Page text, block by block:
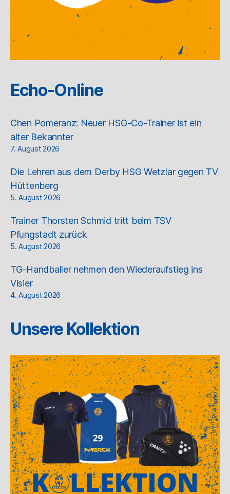
Echo-Online
Chen Pomeranz: Neuer HSG-Co-Trainer ist ein
alter Bekannter
7. August 2026
Die Lehren aus dem Derby HSG Wetzlar gegen TV
Hüttenberg
5. August 2026
Trainer Thorsten Schmid tritt beim TSV
Pfungstadt zurück
5. August 2026
TG-Handballer nehmen den Wiederaufstieg ins
Visier
4. August 2026
Unsere Kollektion